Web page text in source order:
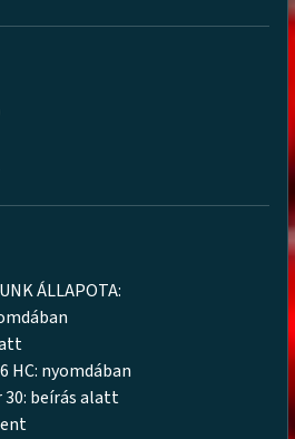
ÁLLAPOTA:
HC: nyomdában
30: beírás alatt